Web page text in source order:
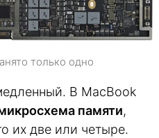
только одно
В MacBook
памяти,
их две или четыре.